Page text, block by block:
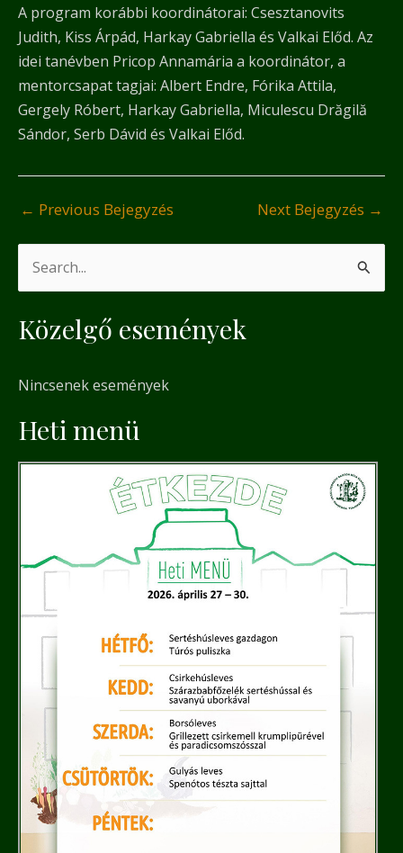
A program korábbi koordinátorai: Csesztanovits
Judith, Kiss Árpád, Harkay Gabriella és Valkai Előd. Az
idei tanévben Pricop Annamária a koordinátor, a
mentorcsapat tagjai: Albert Endre, Fórika Attila,
Gergely Róbert, Harkay Gabriella, Miculescu Drăgilă
Sándor, Serb Dávid és Valkai Előd.
← Previous Bejegyzés Next Bejegyzés →
a
c
f
Közelgő események
Nincsenek események
Heti menü